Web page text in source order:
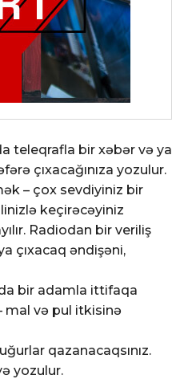
teleqrafla bir xəbər və ya
çıxacağınıza yozulur.
– çox sevdiyiniz bir
keçirəcəyiniz
Radiodan bir veriliş
çıxacaq əndişəni,
bir adamla ittifaqa
mal və pul itkisinə
qazanacaqsınız.
yozulur.